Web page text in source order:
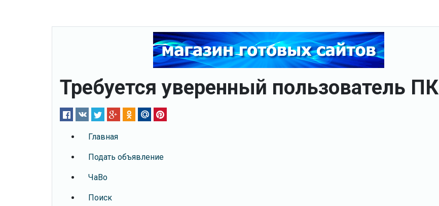
Требуется уверенный пользователь ПК
Главная
Подать объявление
ЧаВо
Поиск